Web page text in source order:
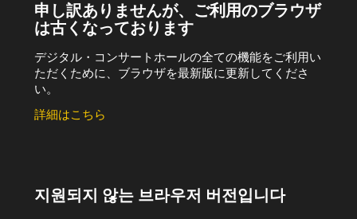
申し訳ありませんが、ご利用のブラウザ
は古くなっております
デジタル・コンサートホールの全ての機能をご利用い
ただくために、ブラウザを最新版に更新してくださ
い。
詳細はこちら
지원되지 않는 브라우저 버전입니다